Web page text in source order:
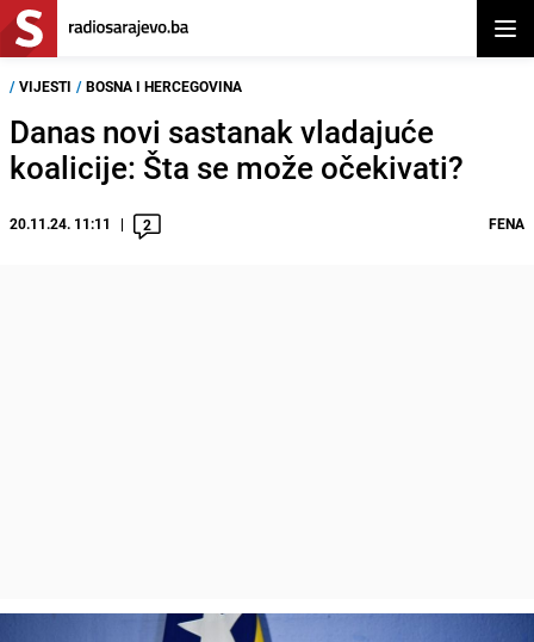
/ VIJESTI / BOSNA I HERCEGOVINA
Danas novi sastanak vladajuće
koalicije: Šta se može očekivati?
20.11.24. 11:11 2 FENA